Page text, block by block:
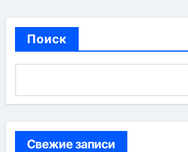
Поиск
Свежие записи